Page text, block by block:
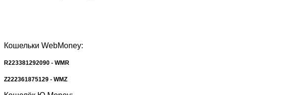
Кошельки WebMoney:
R223381292090 - WMR
Z222361875129 - WMZ